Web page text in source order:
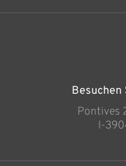
Besuchen
Pontives
l-